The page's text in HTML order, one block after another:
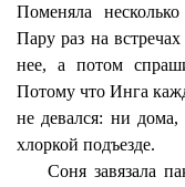
Поменяла
Пару раз на
нее, а потом
Потому что Инга
не девался: ни
хлоркой подъезде.
Соня завязала